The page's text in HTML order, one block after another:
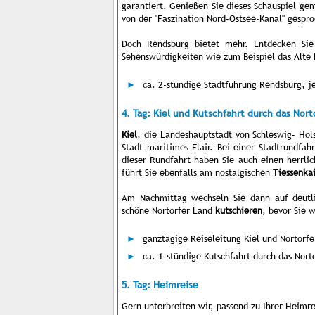
garantiert. Genießen Sie dieses Schauspiel
von der "Faszination Nord-Ostsee-Kanal"
Doch Rendsburg bietet mehr. Entdecken
Sehenswürdigkeiten wie zum Beispiel das Alte
ca. 2-stündige Stadtführung Rendsburg,
4. Tag: Kiel und Kutschfahrt durch das
Kiel, die Landeshauptstadt von Schleswig-
Stadt maritimes Flair. Bei einer
dieser Rundfahrt haben Sie auch einen
führt Sie ebenfalls am nostalgischen
Am Nachmittag wechseln Sie dann auf
schöne Nortorfer Land kutschieren, bevor Sie
ganztägige Reiseleitung Kiel und
ca. 1-stündige Kutschfahrt durch das
5. Tag: Heimreise
Gern unterbreiten wir, passend zu Ihrer